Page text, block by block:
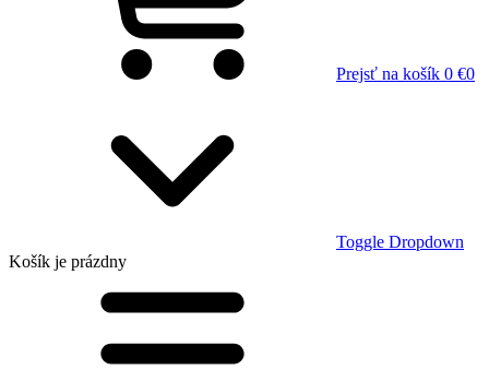
Prejsť na košík 0 €0
Toggle Dropdown
Košík je prázdny